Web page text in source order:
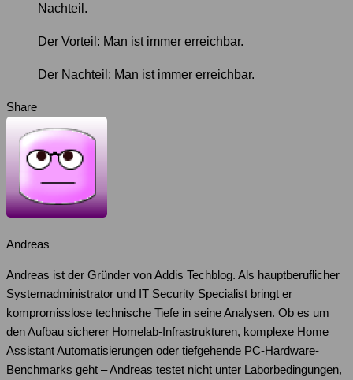
Nachteil.
Der Vorteil: Man ist immer erreichbar.
Der Nachteil: Man ist immer erreichbar.
Share
Andreas
Andreas ist der Gründer von Addis Techblog. Als hauptberuflicher
Systemadministrator und IT Security Specialist bringt er
kompromisslose technische Tiefe in seine Analysen. Ob es um
den Aufbau sicherer Homelab-Infrastrukturen, komplexe Home
Assistant Automatisierungen oder tiefgehende PC-Hardware-
Benchmarks geht – Andreas testet nicht unter Laborbedingungen,